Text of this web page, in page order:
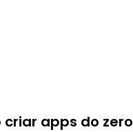
apps do zero